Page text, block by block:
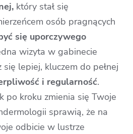
który stał się
osób pragnących
się uporczywego
wizyta w gabinecie
lepiej, kluczem do pełnej
i regularność.
po kroku zmienia się Twoje
sprawią, że na
odbicie w lustrze